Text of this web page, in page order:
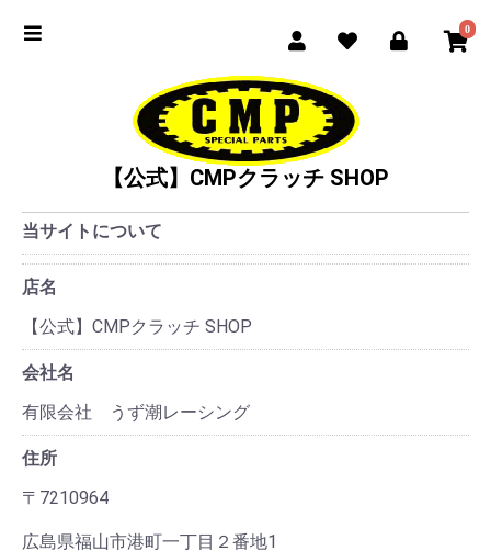
0
【公式】CMPクラッチ SHOP
当サイトについて
店名
【公式】CMPクラッチ SHOP
会社名
有限会社 うず潮レーシング
住所
〒7210964
広島県福山市港町一丁目２番地1